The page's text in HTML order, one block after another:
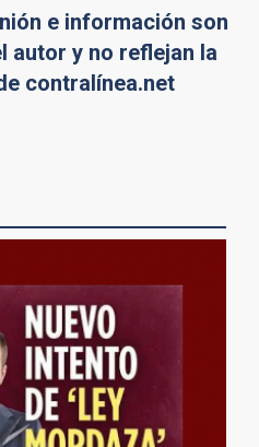
e información son
autor y no reflejan la
contralínea.net